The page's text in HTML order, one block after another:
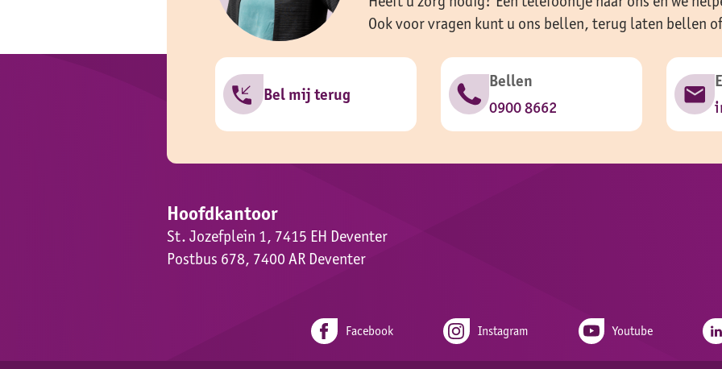
Ook voor vragen kunt u ons bellen, terug laten bellen
Bel mij terug
Bellen
0900 8662
Hoofdkantoor
St. Jozefplein 1, 7415 EH Deventer
Postbus 678, 7400 AR Deventer
Facebook Instagram Youtube